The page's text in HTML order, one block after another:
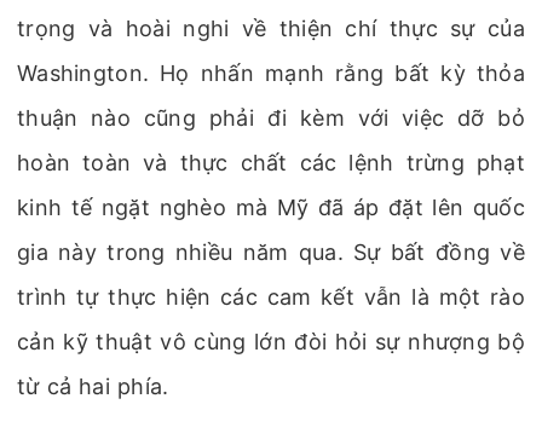
trọng và hoài nghi về thiện chí thực sự của
Washington. Họ nhấn mạnh rằng bất kỳ thỏa
thuận nào cũng phải đi kèm với việc dỡ bỏ
hoàn toàn và thực chất các lệnh trừng phạt
kinh tế ngặt nghèo mà Mỹ đã áp đặt lên quốc
gia này trong nhiều năm qua. Sự bất đồng về
trình tự thực hiện các cam kết vẫn là một rào
cản kỹ thuật vô cùng lớn đòi hỏi sự nhượng bộ
từ cả hai phía.